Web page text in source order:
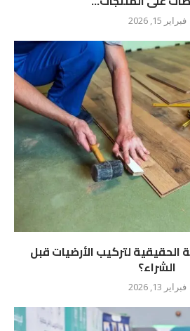
فبراير 15, 2026
لتركيب الأرضيات قبل
الشراء؟
فبراير 13, 2026